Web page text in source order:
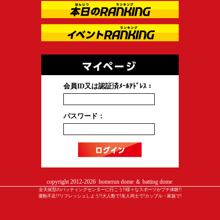
会員ID又は認証済ﾒｰﾙｱﾄﾞﾚｽ：
パスワード：
copyright 2012-2026 homerun dome ＆ batting dome
全天候型のバッティングセンターに行こう!!様々なスポーツがプチ体験!!
運動不足!?リフレッシュしよう!!大人数で!友人同士で!カップル・家族で!